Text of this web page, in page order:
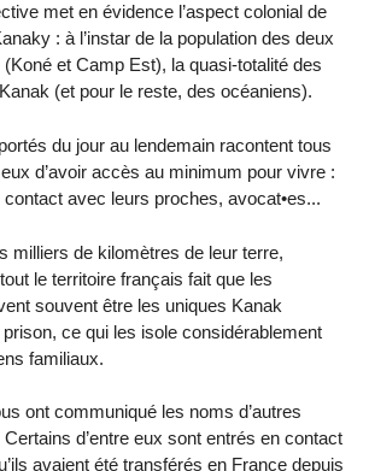
met en évidence l’aspect colonial de
: à l’instar de la population des deux
et Camp Est), la quasi-totalité des
(et pour le reste, des océaniens).
du jour au lendemain racontent tous
d’avoir accès au minimum pour vivre :
avec leurs proches, avocat•es...
milliers de kilomètres de leur terre,
le territoire français fait que les
souvent être les uniques Kanak
ce qui les isole considérablement
familiaux.
ont communiqué les noms d’autres
d’entre eux sont entrés en contact
avaient été transférés en France depuis